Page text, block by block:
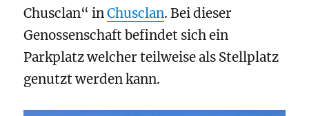
Chusclan“ inChusclan. Bei dieser
Genossenschaft befindet sich ein
Parkplatz welcher teilweise als Stellplatz
genutzt werden kann.